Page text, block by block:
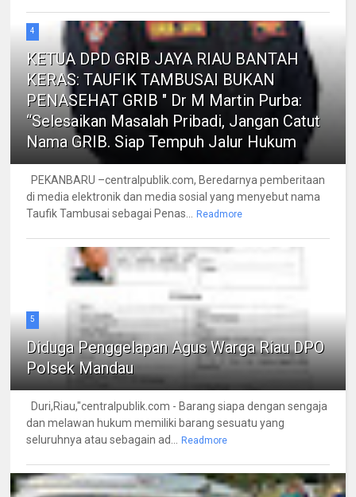
4
KETUA DPD GRIB JAYA RIAU BANTAH
KERAS: TAUFIK TAMBUSAI BUKAN
PENASEHAT GRIB " Dr M Martin Purba:
“Selesaikan Masalah Pribadi, Jangan Catut
Nama GRIB. Siap Tempuh Jalur Hukum
PEKANBARU –centralpublik.com, Beredarnya pemberitaan
di media elektronik dan media sosial yang menyebut nama
Taufik Tambusai sebagai Penas...
Readmore
5
Diduga Penggelapan Agus Warga Riau DPO
Polsek Mandau
Duri,Riau,"centralpublik.com - Barang siapa dengan sengaja
dan melawan hukum memiliki barang sesuatu yang
seluruhnya atau sebagain ad...
Readmore